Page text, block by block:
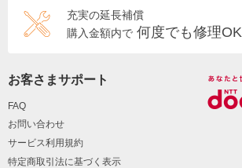
充実の延長補償
購入金額内で 何度でも修理OK
お客さまサポート
FAQ
お問い合わせ
サービス利用規約
特定商取引法に基づく表示